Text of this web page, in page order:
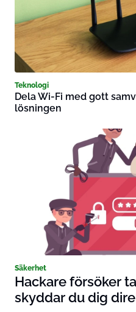
Teknologi
Dela Wi-Fi med gott
lösningen
Säkerhet
Hackare försöker
skyddar du dig